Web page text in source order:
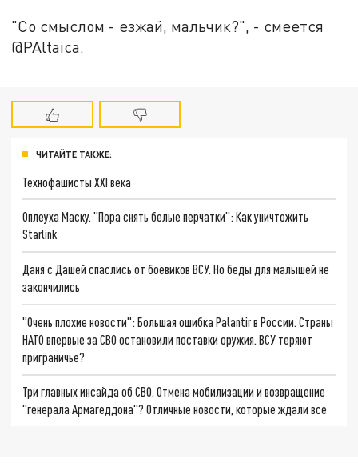
"Со смыслом - езжай, мальчик?", - смеется
@PAltaica.
ЧИТАЙТЕ ТАКЖЕ:
Технофашисты XXI века
Оплеуха Маску. "Пора снять белые перчатки": Как уничтожить
Starlink
Даня с Дашей спаслись от боевиков ВСУ. Но беды для малышей не
закончились
"Очень плохие новости": Большая ошибка Palantir в России. Страны
НАТО впервые за СВО остановили поставки оружия. ВСУ теряют
приграничье?
Три главных инсайда об СВО. Отмена мобилизации и возвращение
"генерала Армагеддона"? Отличные новости, которые ждали все